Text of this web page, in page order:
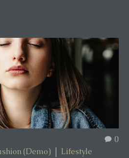
0
(Demo)
Lifestyle